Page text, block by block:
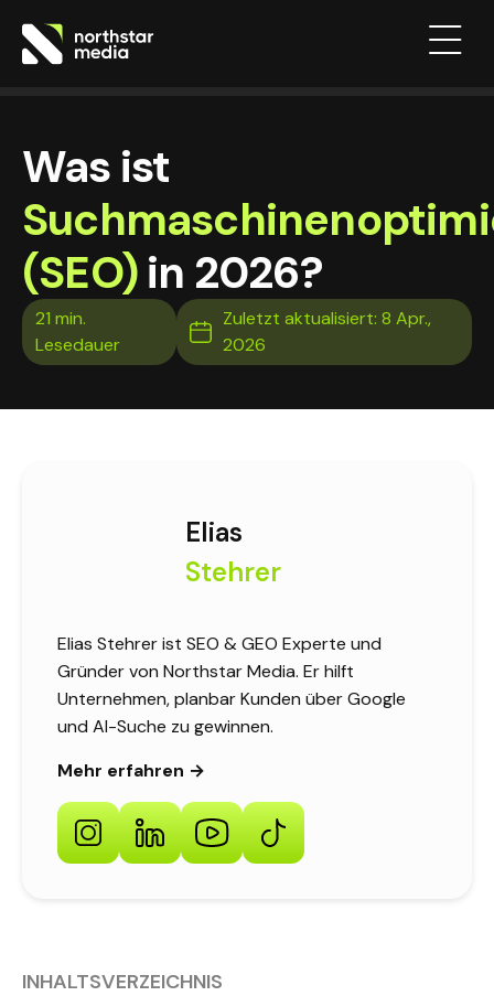
Was ist
(SEO)in 2026?
Zuletzt aktualisiert: 8 Apr.,
2026
Elias
Stehrer
Elias Stehrer ist SEO & GEO Experte und
Gründer von Northstar Media. Er hilft
Unternehmen, planbar Kunden über Google
und AI-Suche zu gewinnen.
Mehr erfahren →
INHALTSVERZEICHNIS